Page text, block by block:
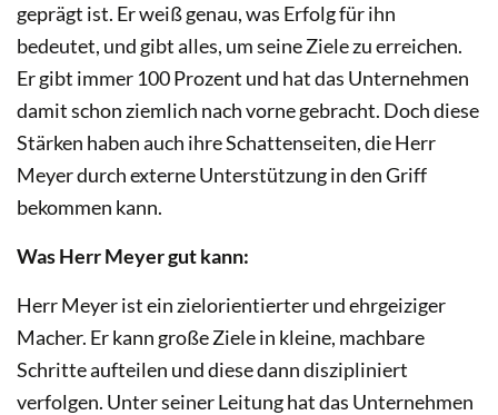
geprägt ist. Er weiß genau, was Erfolg für ihn
bedeutet, und gibt alles, um seine Ziele zu erreichen.
Er gibt immer 100 Prozent und hat das Unternehmen
damit schon ziemlich nach vorne gebracht. Doch diese
Stärken haben auch ihre Schattenseiten, die Herr
Meyer durch externe Unterstützung in den Griff
bekommen kann.
Was Herr Meyer gut kann:
Herr Meyer ist ein zielorientierter und ehrgeiziger
Macher. Er kann große Ziele in kleine, machbare
Schritte aufteilen und diese dann diszipliniert
verfolgen. Unter seiner Leitung hat das Unternehmen